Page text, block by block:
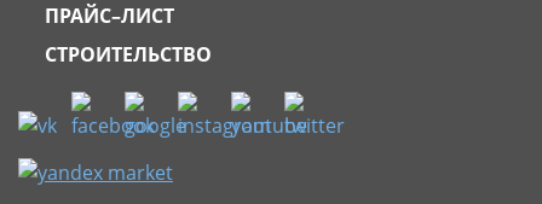
ПРАЙС–ЛИСТ
СТРОИТЕЛЬСТВО